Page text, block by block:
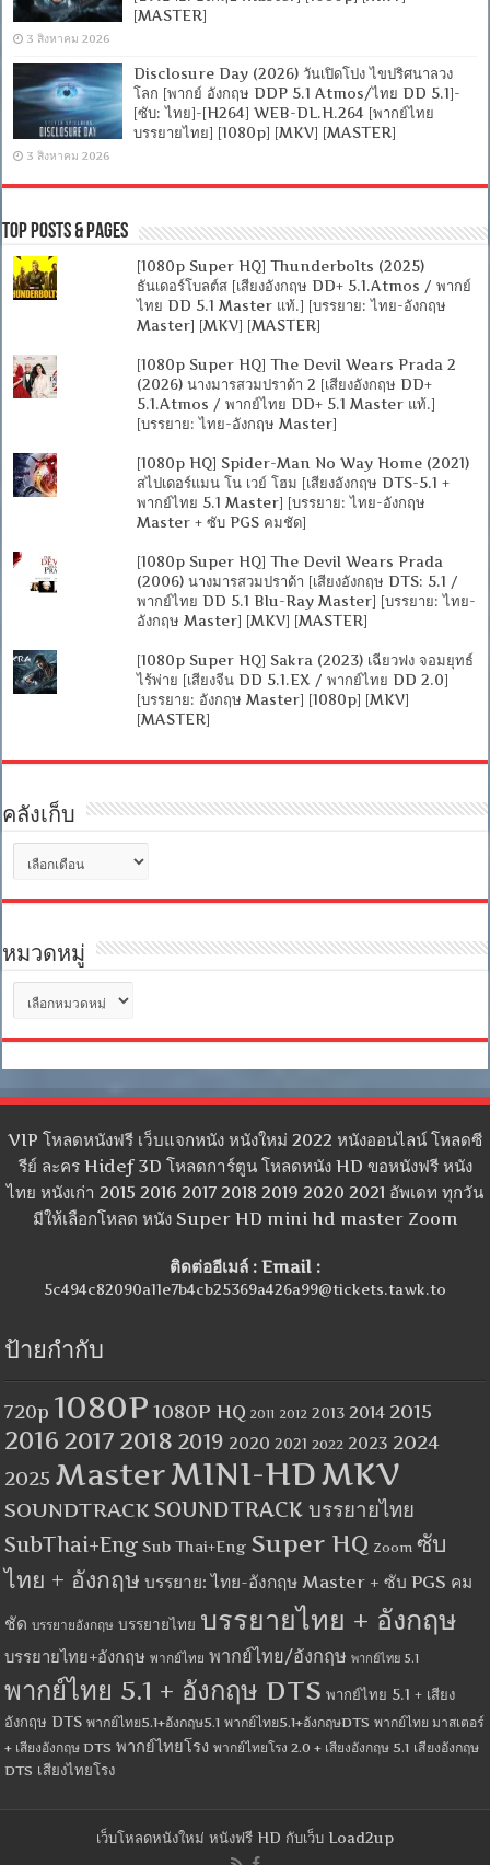
[MASTER]
3 สิงหาคม 2026
Disclosure Day (2026) วันเปิดโปง ไขปริศนาลวง
โลก [พากย์ อังกฤษ DDP 5.1 Atmos/ไทย DD 5.1]-
[ซับ: ไทย]-[H264] WEB-DL.H.264 [พากย์ไทย
บรรยายไทย] [1080p] [MKV] [MASTER]
3 สิงหาคม 2026
Top Posts & Pages
[1080p Super HQ] Thunderbolts (2025)
ธันเดอร์โบลต์ส [เสียงอังกฤษ DD+ 5.1.Atmos / พากย์
ไทย DD 5.1 Master แท้.] [บรรยาย: ไทย-อังกฤษ
Master] [MKV] [MASTER]
[1080p Super HQ] The Devil Wears Prada 2
(2026) นางมารสวมปราด้า 2 [เสียงอังกฤษ DD+
5.1.Atmos / พากย์ไทย DD+ 5.1 Master แท้.]
[บรรยาย: ไทย-อังกฤษ Master]
[1080p HQ] Spider-Man No Way Home (2021)
สไปเดอร์แมน โน เวย์ โฮม [เสียงอังกฤษ DTS-5.1 +
พากย์ไทย 5.1 Master] [บรรยาย: ไทย-อังกฤษ
Master + ซับ PGS คมชัด]
[1080p Super HQ] The Devil Wears Prada
(2006) นางมารสวมปราด้า [เสียงอังกฤษ DTS: 5.1 /
พากย์ไทย DD 5.1 Blu-Ray Master] [บรรยาย: ไทย-
อังกฤษ Master] [MKV] [MASTER]
[1080p Super HQ] Sakra (2023) เฉียวฟง จอมยุทธ์
ไร้พ่าย [เสียงจีน DD 5.1.EX / พากย์ไทย DD 2.0]
[บรรยาย: อังกฤษ Master] [1080p] [MKV]
[MASTER]
คลังเก็บ
คลัง
เก็บ
หมวดหมู่
หมวด
หมู่
VIP โหลดหนังฟรี เว็บแจกหนัง หนังใหม่ 2022 หนังออนไลน์ โหลดซี
รีย์ ละคร Hidef 3D โหลดการ์ตูน โหลดหนัง HD ขอหนังฟรี หนัง
ไทย หนังเก่า 2015 2016 2017 2018 2019 2020 2021 อัพเดท ทุกวัน
มีให้เลือกโหลด หนัง Super HD mini hd master Zoom
ติดต่ออีเมล์ : Email :
5c494c82090a11e7b4cb25369a426a99@tickets.tawk.to
ป้ายกำกับ
720p 1080P 1080P HQ 2011 2012 2013 2014 2015
2016 2017 2018 2019 2020 2021 2022 2023 2024
2025 MasterMINI-HDMKV
SOUNDTRACK SOUNDTRACK บรรยายไทย
SubThai+Eng Sub Thai+Eng Super HQ Zoom ซับ
ไทย + อังกฤษ บรรยาย: ไทย-อังกฤษ Master + ซับ PGS คม
ชัด บรรยายอังกฤษ บรรยายไทย บรรยายไทย + อังกฤษ
บรรยายไทย+อังกฤษ พากย์ไทย พากย์ไทย/อังกฤษ พากย์ไทย 5.1
พากย์ไทย 5.1 + อังกฤษ DTS พากย์ไทย 5.1 + เสียง
อังกฤษ DTS พากย์ไทย5.1+อังกฤษ5.1 พากย์ไทย5.1+อังกฤษDTS พากย์ไทย มาสเตอร์
+ เสียงอังกฤษ DTS พากย์ไทยโรง พากย์ไทยโรง 2.0 + เสียงอังกฤษ 5.1 เสียงอังกฤษ
DTS เสียงไทยโรง
เว็บโหลดหนังใหม่ หนังฟรี HD กับเว็บ Load2up